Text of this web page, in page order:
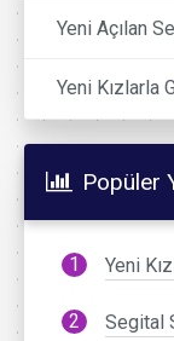
Yeni Açılan
Yeni Kızlarla
Popüler
Yeni
Segital